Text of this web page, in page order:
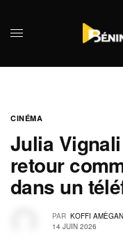
CINÉMA
Julia
retour
dans un
PAR KOFFI AMÈGAN
14 JUIN 2026